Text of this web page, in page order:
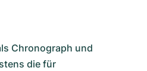
Chronograph und
die für